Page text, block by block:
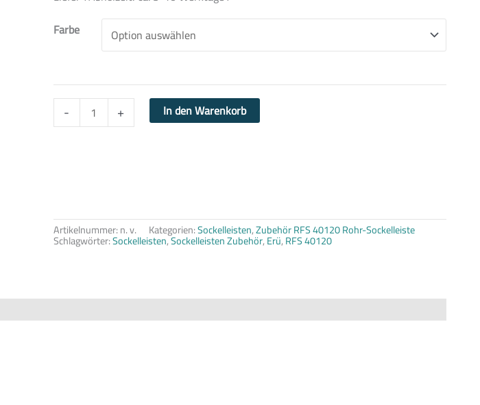
Farbe
- + In den Warenkorb
Artikelnummer:n. v. Kategorien:Sockelleisten,Zubehör RFS 40120 Rohr-Sockelleiste
Schlagwörter:Sockelleisten,Sockelleisten Zubehör,Erü,RFS 40120